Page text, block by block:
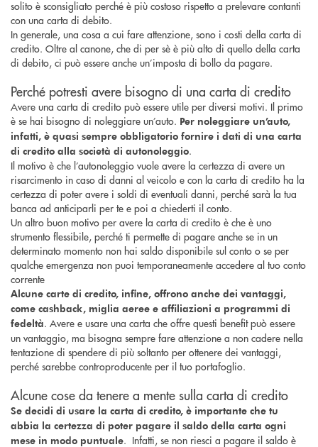
solito è sconsigliato perché è più costoso rispetto a prelevare contanti
con una carta di debito.
In generale, una cosa a cui fare attenzione, sono i costi della carta di
credito. Oltre al canone, che di per sè è più alto di quello della carta
di debito, ci può essere anche un’imposta di bollo da pagare.
Perché potresti avere bisogno di una carta di credito
Avere una carta di credito può essere utile per diversi motivi. Il primo
è se hai bisogno di noleggiare un’auto. Per noleggiare un’auto,
infatti, è quasi sempre obbligatorio fornire i dati di una carta
di credito alla società di autonoleggio.
Il motivo è che l’autonoleggio vuole avere la certezza di avere un
risarcimento in caso di danni al veicolo e con la carta di credito ha la
certezza di poter avere i soldi di eventuali danni, perché sarà la tua
banca ad anticiparli per te e poi a chiederti il conto.
Un altro buon motivo per avere la carta di credito è che è uno
strumento flessibile, perché ti permette di pagare anche se in un
determinato momento non hai saldo disponibile sul conto o se per
qualche emergenza non puoi temporaneamente accedere al tuo conto
corrente
Alcune carte di credito, infine, offrono anche dei vantaggi,
come cashback, miglia aeree e affiliazioni a programmi di
fedeltà. Avere e usare una carta che offre questi benefit può essere
un vantaggio, ma bisogna sempre fare attenzione a non cadere nella
tentazione di spendere di più soltanto per ottenere dei vantaggi,
perché sarebbe controproducente per il tuo portafoglio.
Alcune cose da tenere a mente sulla carta di credito
Se decidi di usare la carta di credito, è importante che tu
abbia la certezza di poter pagare il saldo della carta ogni
mese in modo puntuale. Infatti, se non riesci a pagare il saldo è